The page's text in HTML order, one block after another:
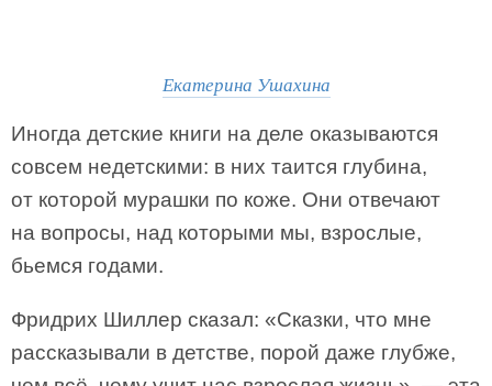
Екатерина Ушахина
Иногда детские книги на деле оказываются
совсем недетскими: в них таится глубина,
от которой мурашки по коже. Они отвечают
на вопросы, над которыми мы, взрослые,
бьемся годами.
Фридрих Шиллер сказал: «Сказки, что мне
рассказывали в детстве, порой даже глубже,